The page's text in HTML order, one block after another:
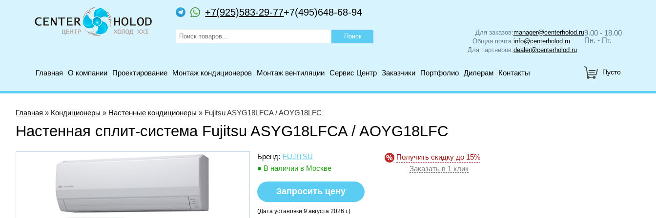
+7(925)583-29-77+7(495)648-68-94
Для заказов:manager@centerholod.ru
Общая почта:info@centerholod.ru
Для партнеров:dealer@centerholod.ru
9.00 - 18.00
Пн. - Пт.
Главная О компании Проектирование Монтаж кондиционеров Монтаж вентиляции Сервис Центр Заказчики Портфолио Дилерам Контакты Пусто
Главная » Кондиционеры » Настенные кондиционеры » Fujitsu ASYG18LFCA / AOYG18LFC
Настенная сплит-система Fujitsu ASYG18LFCA / AOYG18LFC
Бренд: FUJITSU
В наличии в Москве
Запросить цену
(Дата установки 9 августа 2026 г.)
Получить скидку до 15%
Заказать в 1 клик